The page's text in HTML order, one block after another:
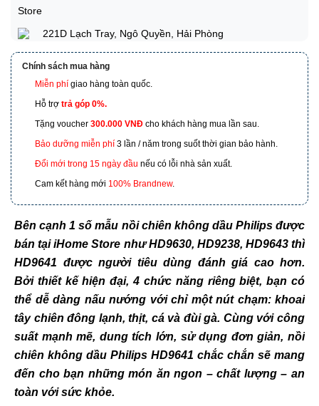
221D Lạch Tray, Ngô Quyền, Hải Phòng
173 Nguyễn Thái Bình, Phường 4, Quận Tân Bình, Hồ
Chí Minh
601 Hoàng Liên, TP Lào Cai
Chính sách mua hàng
Miễn phí giao hàng toàn quốc.
Hỗ trợ trả góp 0%.
Tặng voucher 300.000 VNĐ cho khách hàng mua lần sau.
Bảo dưỡng miễn phí 3 lần / năm trong suốt thời gian bảo hành.
Đổi mới trong 15 ngày đầu nếu có lỗi nhà sản xuất.
Cam kết hàng mới 100% Brandnew.
Bên cạnh 1 số mẫu nồi chiên không dầu Philips được
bán tại iHome Store như HD9630, HD9238, HD9643 thì
HD9641 được người tiêu dùng đánh giá cao hơn.
Bởi thiết kế hiện đại, 4 chức năng riêng biệt, bạn có
thể dễ dàng nấu nướng với chỉ một nút chạm: khoai
tây chiên đông lạnh, thịt, cá và đùi gà. Cùng với công
suất mạnh mẽ, dung tích lớn, sử dụng đơn giản, nồi
chiên không dầu Philips HD9641 chắc chắn sẽ mang
đến cho bạn những món ăn ngon – chất lượng – an
toàn với sức khỏe.